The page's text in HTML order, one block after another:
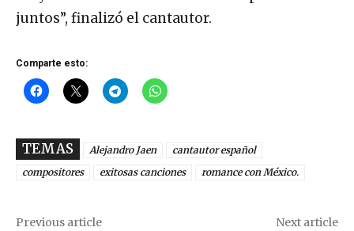
juntos”, finalizó el cantautor.
Comparte esto:
TEMAS Alejandro Jaen
cantautor español
compositores
exitosas canciones romance con México.
Previous article Next article